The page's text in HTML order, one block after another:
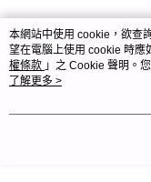
熱門標籤
本網站中使用 cookie，欲查
望在電腦上使用 cookie 時應
權條款 」之 Cookie 聲明。
用條款之 Cookie 聲明使用
了解更多 >